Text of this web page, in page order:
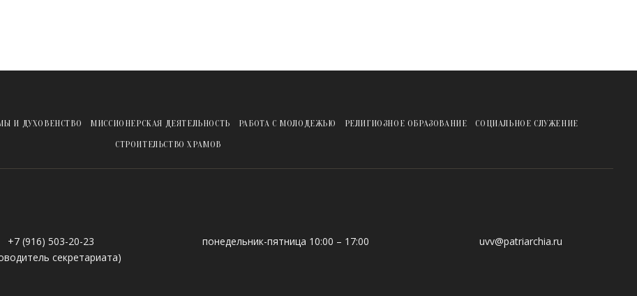
И ДУХОВЕНСТВО МИССИОНЕРСКАЯ ДЕЯТЕЛЬНОСТЬ РАБОТА С МОЛОДЕЖЬЮ РЕЛИГИОЗНОЕ ОБРАЗОВАНИЕ
СОЦИАЛЬНОЕ СЛУЖЕНИЕ
СТРОИТЕЛЬСТВО ХРАМОВ
+7 (916) 503-20-23
секретариата)
понедельник-пятница 10:00 – 17:00 uvv@patriarchia.ru